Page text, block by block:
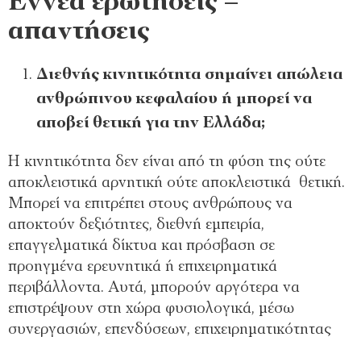
απαντήσεις
Διεθνής κινητικότητα σημαίνει απώλεια
ανθρώπινου κεφαλαίου ή μπορεί να
αποβεί θετική για την Ελλάδα;
Η κινητικότητα δεν είναι από τη φύση της ούτε
αποκλειστικά αρνητική ούτε αποκλειστικά θετική.
Μπορεί να επιτρέπει στους ανθρώπους να
αποκτούν δεξιότητες, διεθνή εμπειρία,
επαγγελματικά δίκτυα και πρόσβαση σε
προηγμένα ερευνητικά ή επιχειρηματικά
περιβάλλοντα. Αυτά, μπορούν αργότερα να
επιστρέψουν στη χώρα φυσιολογικά, μέσω
συνεργασιών, επενδύσεων, επιχειρηματικότητας